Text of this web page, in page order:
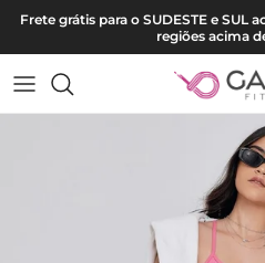
Pular para o conteúdo
Frete grátis para o SUDESTE e SUL
regiões acima
Pular para as informações do